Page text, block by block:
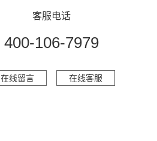
客服电话
400-106-7979
在线留言 在线客服